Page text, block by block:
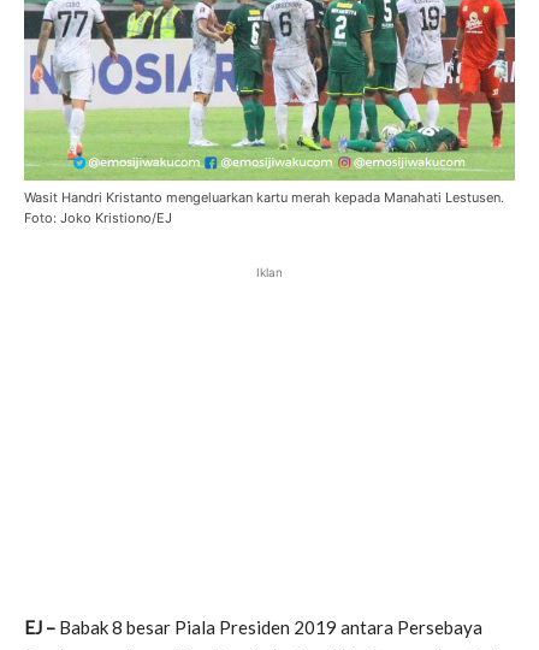
Wasit Handri Kristanto mengeluarkan kartu merah kepada Manahati Lestusen.
Foto: Joko Kristiono/EJ
Iklan
EJ – Babak 8 besar Piala Presiden 2019 antara Persebaya